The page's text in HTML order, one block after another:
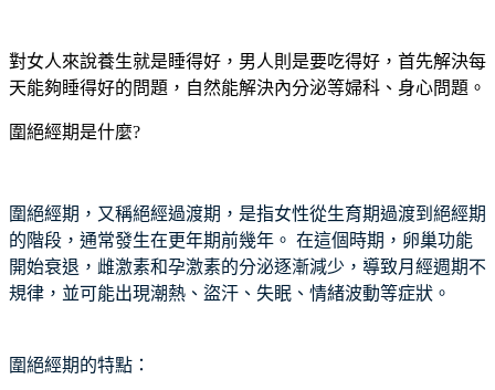
對女人來說養生就是睡得好，男人則是要吃得好，首先解決每
天能夠睡得好的問題，自然能解決內分泌等婦科、身心問題。
圍絕經期是什麼?
圍絕經期，又稱絕經過渡期，是指女性從生育期過渡到絕經期
的階段，通常發生在更年期前幾年。 在這個時期，卵巢功能
開始衰退，雌激素和孕激素的分泌逐漸減少，導致月經週期不
規律，並可能出現潮熱、盜汗、失眠、情緒波動等症狀。
圍絕經期的特點：